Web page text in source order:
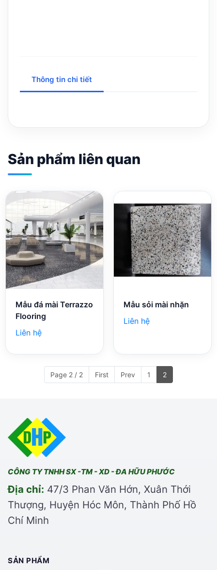
Thông tin chi tiết
Sản phẩm liên quan
Mẫu đá mài Terrazzo
Flooring
Liên hệ
Mẫu sỏi mài nhặn
Liên hệ
Page 2 / 2 First Prev 1 2
CÔNG TY TNHH SX -TM - XD - ĐA HỮU PHƯỚC
Địa chỉ: 47/3 Phan Văn Hớn, Xuân Thới
Thượng, Huyện Hóc Môn, Thành Phố Hồ
Chí Minh
SẢN PHẨM